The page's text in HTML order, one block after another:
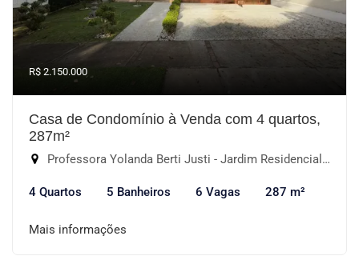
R$ 2.150.000
Casa de Condomínio à Venda com 4 quartos,
287m²
Professora Yolanda Berti Justi - Jardim Residencial Giverny, Sorocaba-SP
4 Quartos 5 Banheiros 6 Vagas 287 m²
Mais informações